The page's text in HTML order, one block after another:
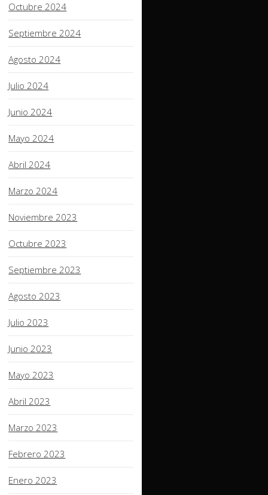
Octubre 2024
Septiembre 2024
Agosto 2024
Julio 2024
Junio 2024
Mayo 2024
Abril 2024
Marzo 2024
Noviembre 2023
Octubre 2023
Septiembre 2023
Agosto 2023
Julio 2023
Junio 2023
Mayo 2023
Abril 2023
Marzo 2023
Febrero 2023
Enero 2023